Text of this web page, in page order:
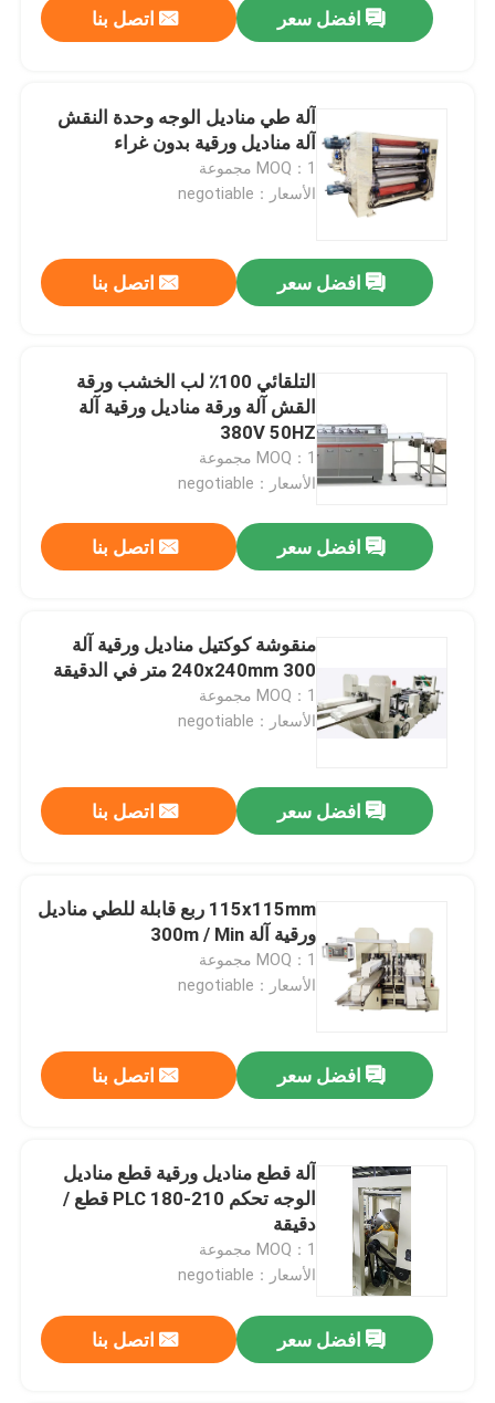
افضل سعر اتصل بنا
آلة طي مناديل الوجه وحدة النقش
آلة مناديل ورقية بدون غراء
MOQ：1 مجموعة
الأسعار：negotiable
افضل سعر اتصل بنا
التلقائي 100٪ لب الخشب ورقة
القش آلة ورقة مناديل ورقية آلة
380V 50HZ
MOQ：1 مجموعة
الأسعار：negotiable
افضل سعر اتصل بنا
منقوشة كوكتيل مناديل ورقية آلة
240x240mm 300 متر في الدقيقة
MOQ：1 مجموعة
الأسعار：negotiable
افضل سعر اتصل بنا
115x115mm ربع قابلة للطي مناديل
ورقية آلة 300m / Min
MOQ：1 مجموعة
الأسعار：negotiable
افضل سعر اتصل بنا
آلة قطع مناديل ورقية قطع مناديل
الوجه تحكم PLC 180-210 قطع /
دقيقة
MOQ：1 مجموعة
الأسعار：negotiable
افضل سعر اتصل بنا